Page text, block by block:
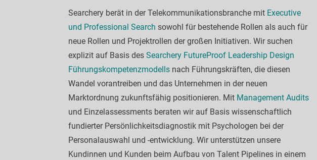
Searchery berät in der Telekommunikationsbranche mit Executive
und Professional Search sowohl für bestehende Rollen als auch für
neue Rollen und Projektrollen der großen Initiativen. Wir suchen
explizit auf Basis desSearchery FutureProof Leadership Design
Führungskompetenzmodells nach Führungskräften, die diesen
Wandel vorantreiben und das Unternehmen in der neuen
Marktordnung zukunftsfähig positionieren. Mit Management Audits
und Einzelassessments beraten wir auf Basis wissenschaftlich
fundierter Persönlichkeitsdiagnostik mit Psychologen bei der
Personalauswahl und -entwicklung. Wir unterstützen unsere
Kundinnen und Kunden beim Aufbau von Talent Pipelines in einem